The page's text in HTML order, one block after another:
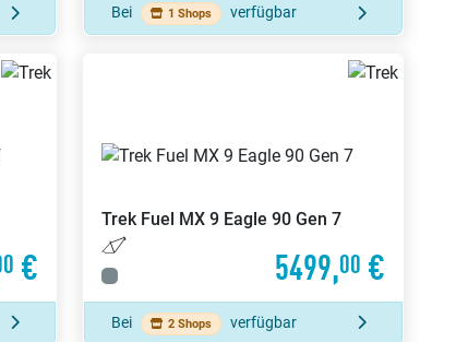
Bei 1 Shops verfügbar
€
Trek Fuel MX 9 Eagle 90 Gen 7
5499,00 €
Bei 2 Shops verfügbar